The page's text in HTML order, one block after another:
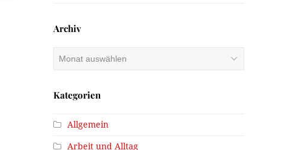
Archiv
Kategorien
Allgemein
Arbeit und Alltag